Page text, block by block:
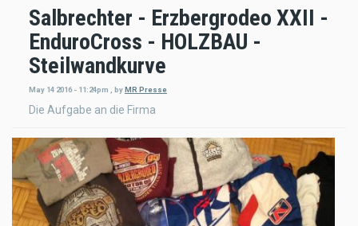
Salbrechter - Erzbergrodeo XXII -
EnduroCross - HOLZBAU -
Steilwandkurve
May 14 2016 - 11:24pm byMR Presse
Die Aufgabe an die Firma